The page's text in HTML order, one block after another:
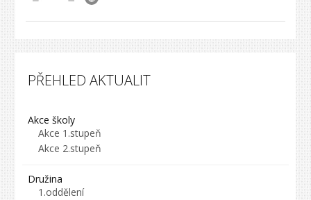
PŘEHLED AKTUALIT
Akce školy
Akce 1.stupeň
Akce 2.stupeň
Družina
1.oddělení